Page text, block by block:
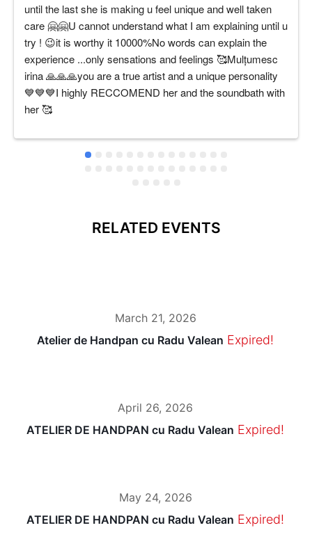
until the last she is making u feel unique and well taken
care 🤗🤗U cannot understand what I am explaining until u
try ! 😉it is worthy it 10000%No words can explain the
experience ...only sensations and feelings 🥰Mulțumesc
irina 🙏🙏🙏you are a true artist and a unique personality
💙💙💙I highly RECCOMEND her and the soundbath with
her 🥰
RELATED EVENTS
March 21, 2026
Atelier de Handpan cu Radu Valean Expired!
April 26, 2026
ATELIER DE HANDPAN cu Radu Valean Expired!
May 24, 2026
ATELIER DE HANDPAN cu Radu Valean Expired!